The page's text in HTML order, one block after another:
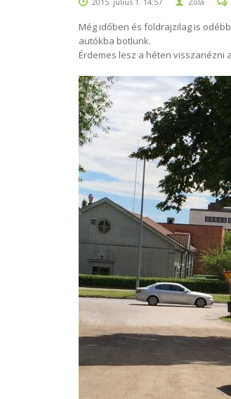
Még időben és földrajzilag is
autókba botlunk.
Érdemes lesz a héten visszanézni